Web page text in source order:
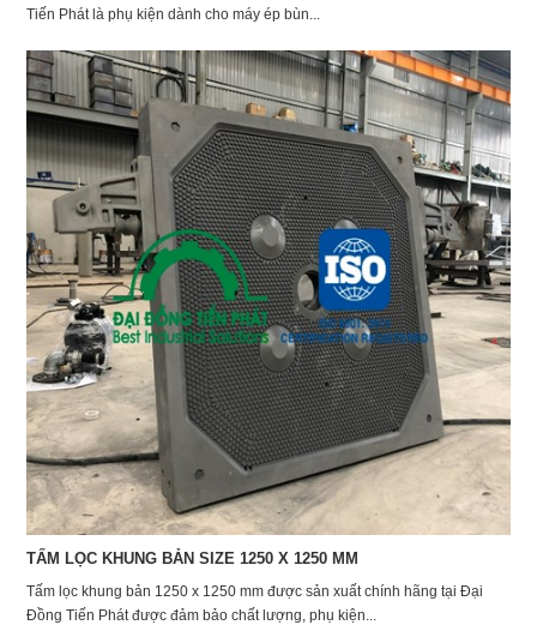
Tiến Phát là phụ kiện dành cho máy ép bùn...
TẤM LỌC KHUNG BẢN SIZE 1250 X 1250 MM
Tấm lọc khung bản 1250 x 1250 mm được sản xuất chính hãng tại Đại
Đồng Tiến Phát được đảm bảo chất lượng, phụ kiện...